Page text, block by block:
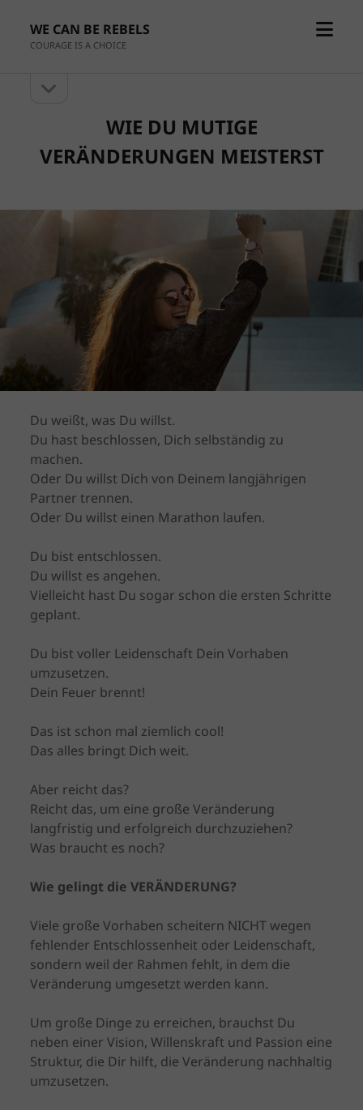
WE CAN BE REBELS
COURAGE IS A CHOICE
Menü
Seitenleiste
öffnen
WIE DU MUTIGE
VERÄNDERUNGEN MEISTERST
Du weißt, was Du willst.
Du hast beschlossen, Dich selbständig zu
machen.
Oder Du willst Dich von Deinem langjährigen
Partner trennen.
Oder Du willst einen Marathon laufen.
Du bist entschlossen.
Du willst es angehen.
Vielleicht hast Du sogar schon die ersten Schritte
geplant.
Du bist voller Leidenschaft Dein Vorhaben
umzusetzen.
Dein Feuer brennt!
Das ist schon mal ziemlich cool!
Das alles bringt Dich weit.
Aber reicht das?
Reicht das, um eine große Veränderung
langfristig und erfolgreich durchzuziehen?
Was braucht es noch?
Wie gelingt die VERÄNDERUNG?
Viele große Vorhaben scheitern NICHT wegen
fehlender Entschlossenheit oder Leidenschaft,
sondern weil der Rahmen fehlt, in dem die
Veränderung umgesetzt werden kann.
Um große Dinge zu erreichen, brauchst Du
neben einer Vision, Willenskraft und Passion eine
Struktur, die Dir hilft, die Veränderung nachhaltig
umzusetzen.